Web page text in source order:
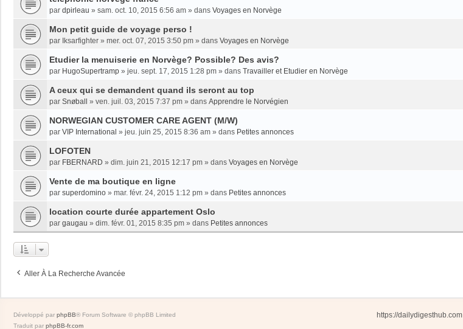
par dpirleau » sam. oct. 10, 2015 6:56 am » dans Voyages en Norvège
Mon petit guide de voyage perso !
par Iksarfighter » mer. oct. 07, 2015 3:50 pm » dans Voyages en Norvège
Etudier la menuiserie en Norvège? Possible? Des avis?
par HugoSupertramp » jeu. sept. 17, 2015 1:28 pm » dans Travailler et Etudier en Norvège
A ceux qui se demandent quand ils seront au top
par Snøball » ven. juil. 03, 2015 7:37 pm » dans Apprendre le Norvégien
NORWEGIAN CUSTOMER CARE AGENT (M/W)
par VIP International » jeu. juin 25, 2015 8:36 am » dans Petites annonces
LOFOTEN
par FBERNARD » dim. juin 21, 2015 12:17 pm » dans Voyages en Norvège
Vente de ma boutique en ligne
par superdomino » mar. févr. 24, 2015 1:12 pm » dans Petites annonces
location courte durée appartement Oslo
par gaugau » dim. févr. 01, 2015 8:35 pm » dans Petites annonces
Aller À La Recherche Avancée
https://dailydigesthub.com
Développé par phpBB® Forum Software © phpBB Limited
Traduit par phpBB-fr.com